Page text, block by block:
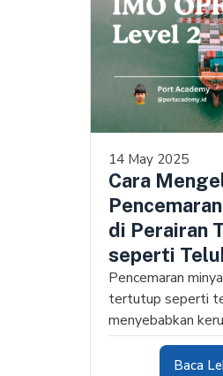
14 May 2025
Cara
di Perairan
seperti
Pencemaran
tertutup seperti
menyebabkan
pada ekosistem
mengancam…Baca